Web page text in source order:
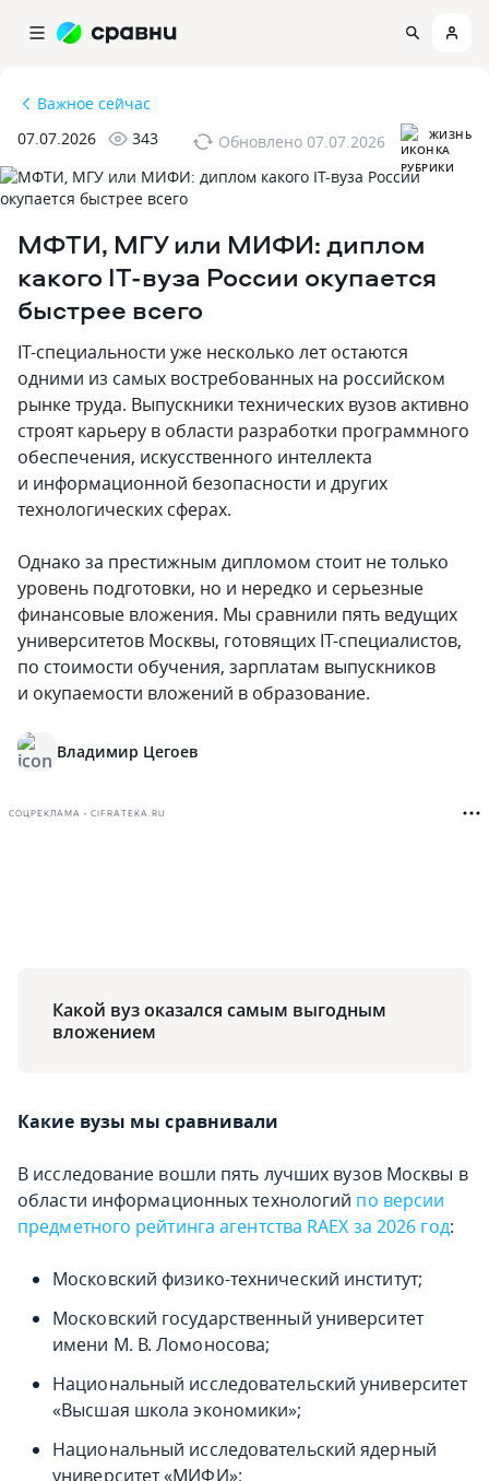
Важное сейчас
07.07.2026
343 Обновлено 07.07.2026 ЖИЗНЬ
МФТИ, МГУ или МИФИ: диплом
какого IT-вузa России окупается
быстрее всего
IT-специальности уже несколько лет остаются
одними из самых востребованных на российском
рынке труда. Выпускники технических вузов активно
строят карьеру в области разработки программного
обеспечения, искусственного интеллекта
и информационной безопасности и других
технологических сферах.
Однако за престижным дипломом стоит не только
уровень подготовки, но и нередко и серьезные
финансовые вложения. Мы сравнили пять ведущих
университетов Москвы, готовящих IT-специалистов,
по стоимости обучения, зарплатам выпускников
и окупаемости вложений в образование.
Владимир Цегоев
СОЦРЕКЛАМА • CIFRATEKA.RU
Какой вуз оказался самым выгодным
вложением
Какие вузы мы сравнивали
В исследование вошли пять лучших вузов Москвы в
области информационных технологий по версии
предметного рейтинга агентства RAEX за 2026 год:
Московский физико-технический институт;
Московский государственный университет
имени М. В. Ломоносова;
Национальный исследовательский университет
«Высшая школа экономики»;
Национальный исследовательский ядерный
университет «МИФИ»;